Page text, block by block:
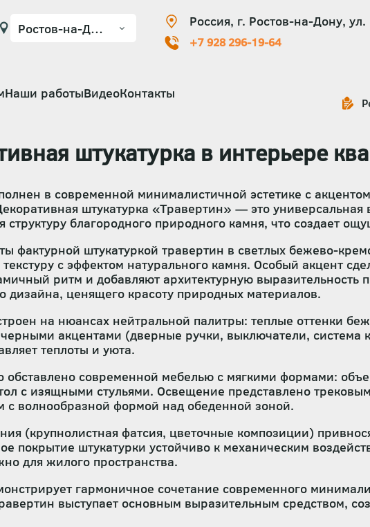
Россия, г. Ростов-на-Дону,
+7 928 296-19-64
Наши работыВидеоКонтакты
штукатурка в интерьере
в современной минималистичной эстетике с
штукатурка «Травертин» — это универсальная
благородного природного камня, что создает
фактурной штукатуркой травертин в светлых бежево-
с эффектом натурального камня. Особый акцент
ритм и добавляют архитектурную выразительность
дизайна, ценящего красоту природных материалов.
на нюансах нейтральной палитры: теплые оттенки
акцентами (дверные ручки, выключатели,
теплоты и уюта.
обставлено современной мебелью с мягкими формами:
с изящными стульями. Освещение представлено
с волнообразной формой над обеденной зоной.
(крупнолистная фатсия, цветочные композиции)
покрытие штукатурки устойчиво к механическим
для жилого пространства.
гармоничное сочетание современного
выступает основным выразительным средством,